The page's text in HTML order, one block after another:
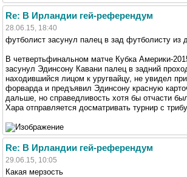
Re: В Ирландии гей-референдум
28.06.15, 18:40
футболист засунул палец в зад футболисту из
В четвертьфинальном матче Кубка Америки-
засунул Эдинсону Кавани палец в задний
находившийся лицом к уругвайцу, не увидел
форварда и предъявил Эдинсону красную
дальше, но справедливость хотя бы отчасти
Хара отправляется досматривать турнир с
Re: В Ирландии гей-референдум
29.06.15, 10:05
Какая мерзость